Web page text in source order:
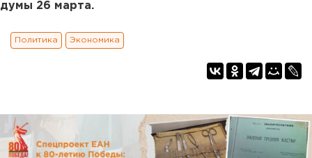
думы 26 марта.
Политика Экономика